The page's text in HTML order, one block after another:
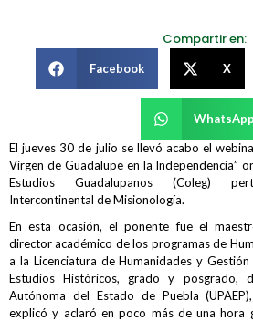
Compartir en:
Facebook X
WhatsApp
El jueves 30 de julio se llevó acabo el
Virgen de Guadalupe en la Independencia”
Estudios Guadalupanos (Coleg)
Intercontinental de Misionología.
En esta ocasión, el ponente fue el
director académico de los programas de
a la Licenciatura de Humanidades y
Estudios Históricos, grado y posgrado,
Autónoma del Estado de Puebla
explicó y aclaró en poco más de una hora